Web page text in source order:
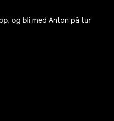
og bli med Anton på tur